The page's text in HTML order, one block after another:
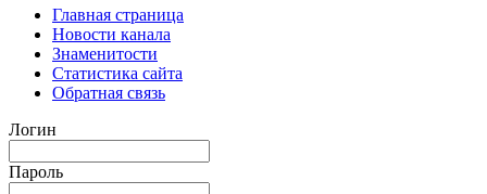
Главная страница
Новости канала
Знаменитости
Статистика сайта
Обратная связь
Логин
Пароль